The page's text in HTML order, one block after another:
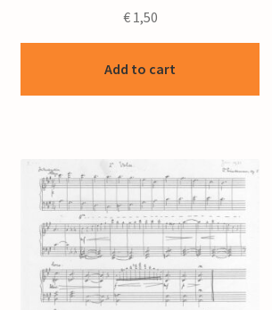
€1,50
Add to cart